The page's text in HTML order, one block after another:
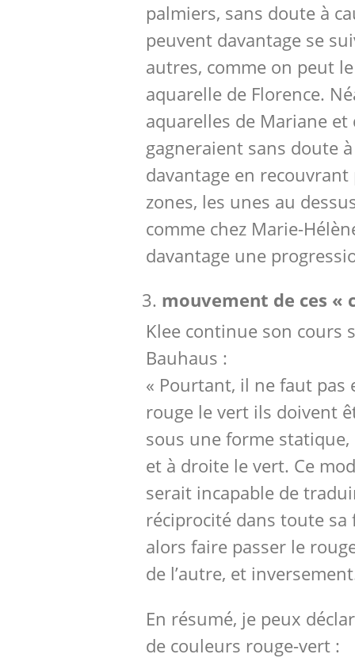
palmiers, sans doute à
peuvent davantage se
autres, comme on peut
aquarelle de Florence.
aquarelles de Mariane et
gagneraient sans doute
davantage en recouvrant
zones, les unes au
comme chez Marie-
davantage une
mouvement de ces «
Klee continue son cours
Bauhaus :
« Pourtant, il ne faut pas
rouge le vert ils doivent
sous une forme statique,
et à droite le vert. Ce
serait incapable de
réciprocité dans toute
alors faire passer le
de l’autre, et
En résumé, je peux
de couleurs rouge-vert :